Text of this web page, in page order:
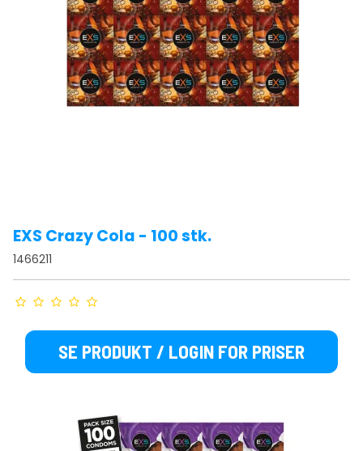
EXS Crazy Cola - 100 stk.
1466211
SE PRODUKT / LOGIN FOR PRISER